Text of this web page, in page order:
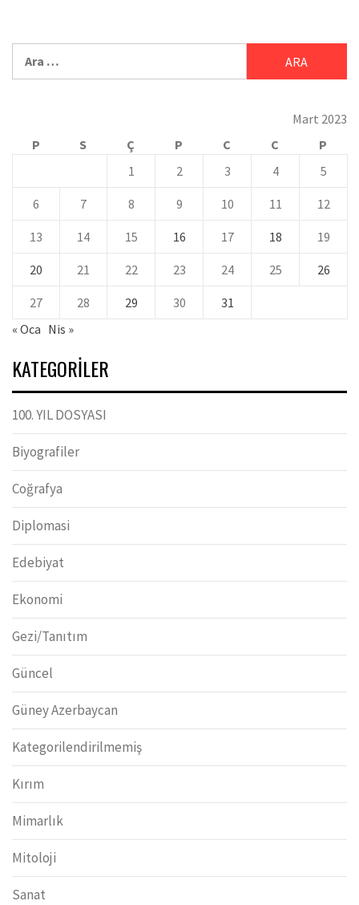
Mart 2023
P
S Ç P C C
P
1
2 3 4 5
6 7 8 9 10 11 12
13 14 15 16 17 18 19
20 21 22 23 24 25 26
27 28 29 30
31
« Oca Nis »
KATEGORILER
100. YIL DOSYASI
Biyografiler
Coğrafya
Diplomasi
Edebiyat
Ekonomi
Gezi/Tanıtım
Güncel
Güney Azerbaycan
Kategorilendirilmemiş
Kırım
Mimarlık
Mitoloji
Sanat